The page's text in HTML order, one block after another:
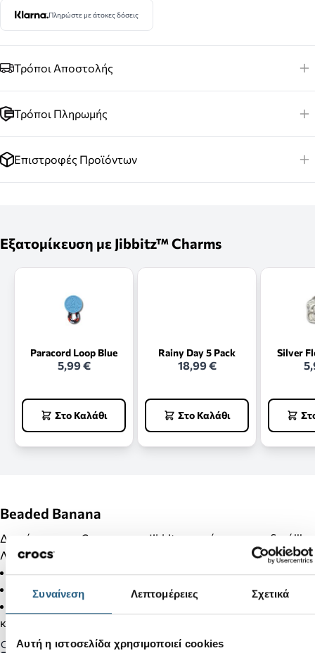
Συναίνεση Λεπτομέρειες Σχετικά
Αυτή η ιστοσελίδα χρησιμοποιεί cookies
Πληρώστε με άτοκες δόσεις
Τρόποι Αποστολής
Τρόποι Πληρωμής
Επιστροφές Προϊόντων
Εξατομίκευση με Jibbitz™ Charms
Paracord Loop Blue
5,99 €
Στο Καλάθι
Rainy Day 5 Pack
18,99 €
Στο Καλάθι
Silver
Beaded Banana
Διακόσμησε τα Crocs σου με Jibbitz και κάνε τα μοναδικά!!!
Λεπτομέρειες Προϊόντος:
Δεν είναι παιχνίδι.
Δεν απευθύνεται σε παιδιά κάτω των 3 ετών.
και επιστροφές.
Gender: